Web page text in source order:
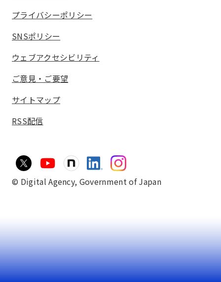
プライバシーポリシー
SNSポリシー
ウェブアクセシビリティ
ご意見・ご要望
サイトマップ
RSS配信
© Digital Agency, Government of Japan